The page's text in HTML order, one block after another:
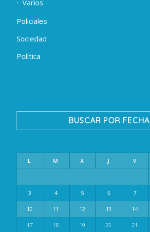
Varios
Policiales
Sociedad
Política
BUSCAR POR FECHA
L M X J V
3 4 5 6 7
10 11 12 13 14
17 18 19 20 21